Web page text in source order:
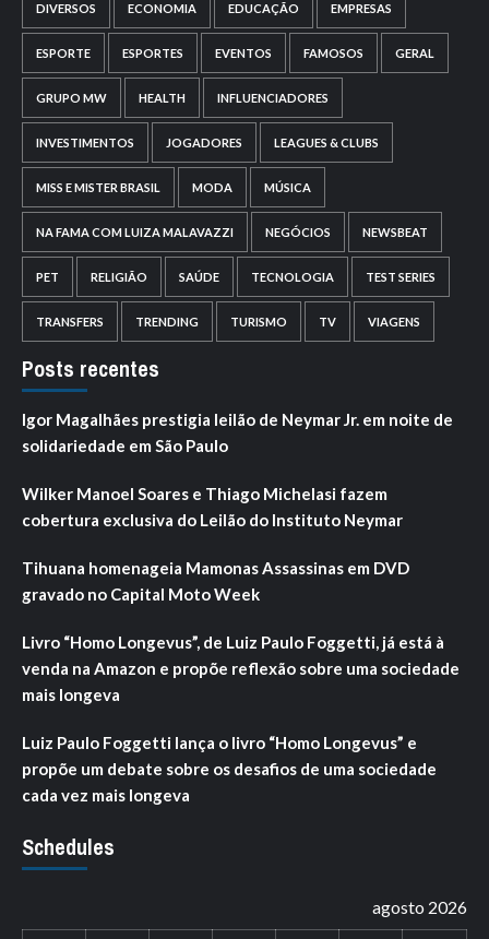
DIVERSOS ECONOMIA EDUCAÇÃO EMPRESAS
ESPORTE ESPORTES EVENTOS FAMOSOS GERAL
GRUPO MW HEALTH INFLUENCIADORES
INVESTIMENTOS JOGADORES LEAGUES & CLUBS
MISS E MISTER BRASIL MODA MÚSICA
NA FAMA COM LUIZA MALAVAZZI NEGÓCIOS NEWSBEAT
PET RELIGIÃO SAÚDE TECNOLOGIA TEST SERIES
TRANSFERS TRENDING TURISMO TV VIAGENS
Posts recentes
Igor Magalhães prestigia leilão de Neymar Jr. em noite de
solidariedade em São Paulo
Wilker Manoel Soares e Thiago Michelasi fazem
cobertura exclusiva do Leilão do Instituto Neymar
Tihuana homenageia Mamonas Assassinas em DVD
gravado no Capital Moto Week
Livro “Homo Longevus”, de Luiz Paulo Foggetti, já está à
venda na Amazon e propõe reflexão sobre uma sociedade
mais longeva
Luiz Paulo Foggetti lança o livro “Homo Longevus” e
propõe um debate sobre os desafios de uma sociedade
cada vez mais longeva
Schedules
agosto 2026